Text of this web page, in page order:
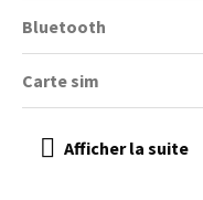
Bluetooth
Carte sim